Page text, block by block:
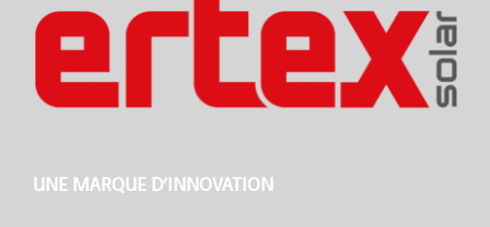
UNE MARQUE D’INNOVATION